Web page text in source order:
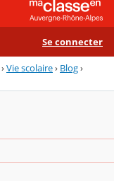
Se connecter
›Vie scolaire› Blog›